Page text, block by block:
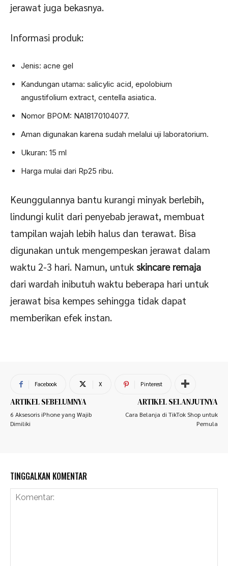
jerawat juga bekasnya.
Informasi produk:
Jenis: acne gel
Kandungan utama: salicylic acid, epolobium
angustifolium extract, centella asiatica.
Nomor BPOM: NA18170104077.
Aman digunakan karena sudah melalui uji laboratorium.
Ukuran: 15 ml
Harga mulai dari Rp25 ribu.
Keunggulannya bantu kurangi minyak berlebih,
lindungi kulit dari penyebab jerawat, membuat
tampilan wajah lebih halus dan terawat. Bisa
digunakan untuk mengempeskan jerawat dalam
waktu 2-3 hari. Namun, untuk skincare remaja
dari wardah inibutuh waktu beberapa hari untuk
jerawat bisa kempes sehingga tidak dapat
memberikan efek instan.
Facebook X Pinterest
ARTIKEL SEBELUMNYA
6 Aksesoris iPhone yang Wajib
Dimiliki
ARTIKEL SELANJUTNYA
Cara Belanja di TikTok Shop untuk
Pemula
TINGGALKAN KOMENTAR